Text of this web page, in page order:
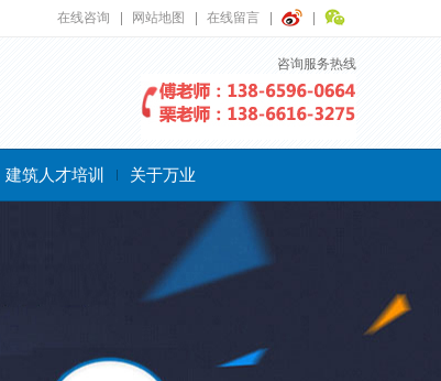
在线咨询 网站地图 在线留言
咨询服务热线
建筑人才培训 关于万业